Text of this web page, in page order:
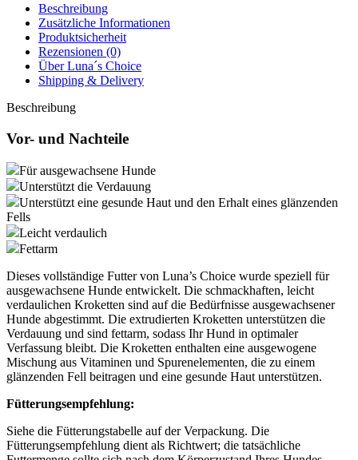
Beschreibung
Zusätzliche Informationen
Produktsicherheit
Rezensionen (0)
Über Luna´s Choice
Shipping & Delivery
Beschreibung
Vor- und Nachteile
Für ausgewachsene Hunde
Unterstützt die Verdauung
Unterstützt eine gesunde Haut und den Erhalt eines glänzenden
Fells
Leicht verdaulich
Fettarm
Dieses vollständige Futter von Luna’s Choice wurde speziell für
ausgewachsene Hunde entwickelt. Die schmackhaften, leicht
verdaulichen Kroketten sind auf die Bedürfnisse ausgewachsener
Hunde abgestimmt. Die extrudierten Kroketten unterstützen die
Verdauung und sind fettarm, sodass Ihr Hund in optimaler
Verfassung bleibt. Die Kroketten enthalten eine ausgewogene
Mischung aus Vitaminen und Spurenelementen, die zu einem
glänzenden Fell beitragen und eine gesunde Haut unterstützen.
Fütterungsempfehlung:
Siehe die Fütterungstabelle auf der Verpackung. Die
Fütterungsempfehlung dient als Richtwert; die tatsächliche